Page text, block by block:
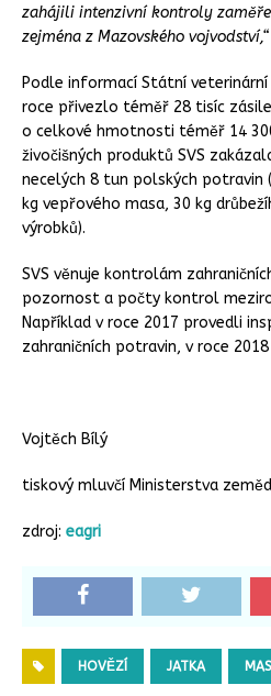
zahájili intenzivní kontroly
zejména z Mazovského vojvodství,“
Podle informací Státní veterinární
roce přivezlo téměř 28 tisíc
o celkové hmotnosti téměř 14
živočišných produktů SVS
necelých 8 tun polských potravin
kg vepřového masa, 30 kg
výrobků).
SVS věnuje kontrolám
pozornost a počty kontrol
Například v roce 2017 provedli
zahraničních potravin, v roce
Vojtěch Bílý
tiskový mluvčí Ministerstva
zdroj: eagri
HOVĚZÍ JATKA